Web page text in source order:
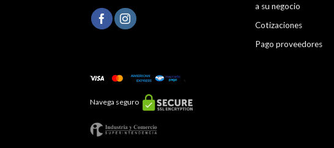
Navega seguro
a su negocio
Cotizaciones
Pago proveedores